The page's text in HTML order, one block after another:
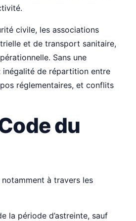
civile, les associations
et de transport sanitaire,
Sans une
inégalité de répartition entre
réglementaires, et conflits
du
à travers les
la période d’astreinte, sauf